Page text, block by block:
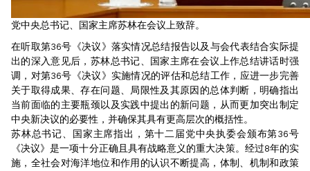
党中央总书记、国家主席苏林在会议上致辞。
在听取第36号《决议》落实情况总结报告以及与会代表结合实际提
出的深入意见后，苏林总书记、国家主席在会议上作总结讲话时强
调，对第36号《决议》实施情况的评估和总结工作，应进一步完善
关于取得成果、存在问题、局限性及其原因的总体判断，明确指出
当前面临的主要瓶颈以及实践中提出的新问题，从而更加突出制定
中央新决议的必要性，并确保其具有更高层次的概括性。
苏林总书记、国家主席指出，第十二届党中央执委会颁布第36号
《决议》是一项十分正确且具有战略意义的重大决策。经过8年的实
施，全社会对海洋地位和作用的认识不断提高，体制、机制和政策